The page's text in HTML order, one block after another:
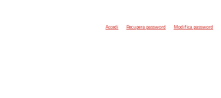
Accedi Recupera password Modifica password